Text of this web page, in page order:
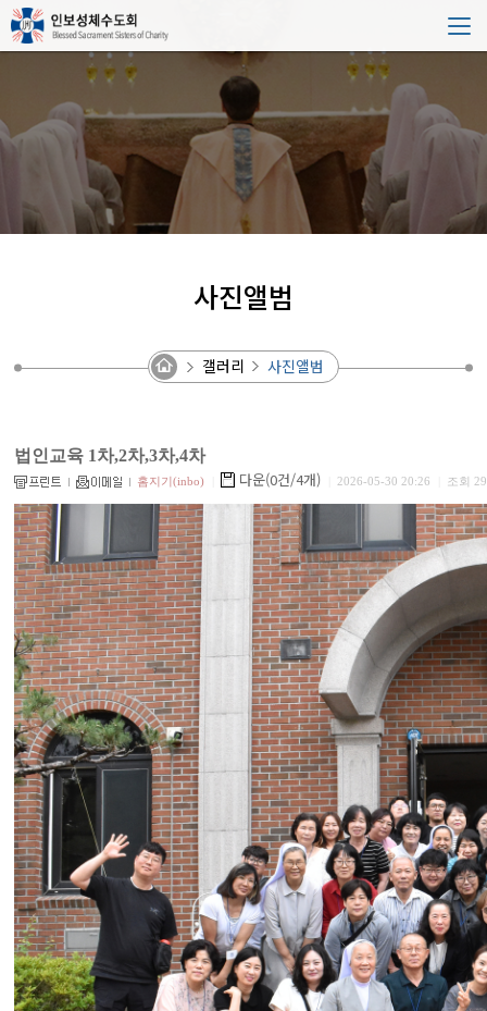
사진앨범
갤러리 사진앨범
법인교육 1차,2차,3차,4차
홈지기(inbo) 다운(0건/4개) 2026-05-30 20:26 조회